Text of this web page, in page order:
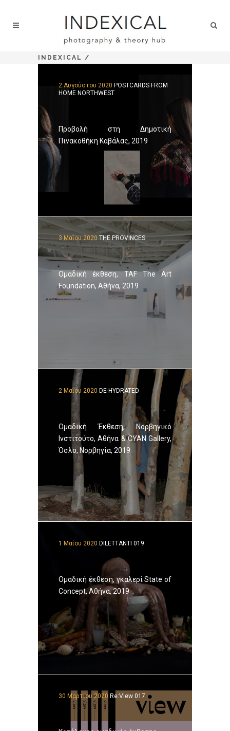
INDEXICAL /
2 Αυγούστου 2020 POSTCARDS FROM
HOME NORTHWEST
Προβολή στη Δημοτική
Πινακοθήκη Καβάλας, 2019
3 Μαΐου 2020 THE PROVINCES
Ομαδική έκθεση, TAF The Art
Foundation, Aθήνα, 2019
2 Μαΐου 2020 DE-HYDRATED
Ομαδική Έκθεση, Νορβηγικό
Ινστιτούτο, Αθήνα & CYAN Gallery,
Όσλο, Νορβηγία, 2019
1 Μαΐου 2020 DILETTANTI 019
Ομαδική έκθεση, γκαλερί State of
Concept, Αθήνα, 2019
30 Μαρτίου 2020 Re:View 017